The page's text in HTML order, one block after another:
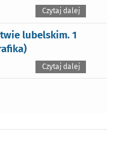
Czytaj dalej
lubelskim. 1
Czytaj dalej